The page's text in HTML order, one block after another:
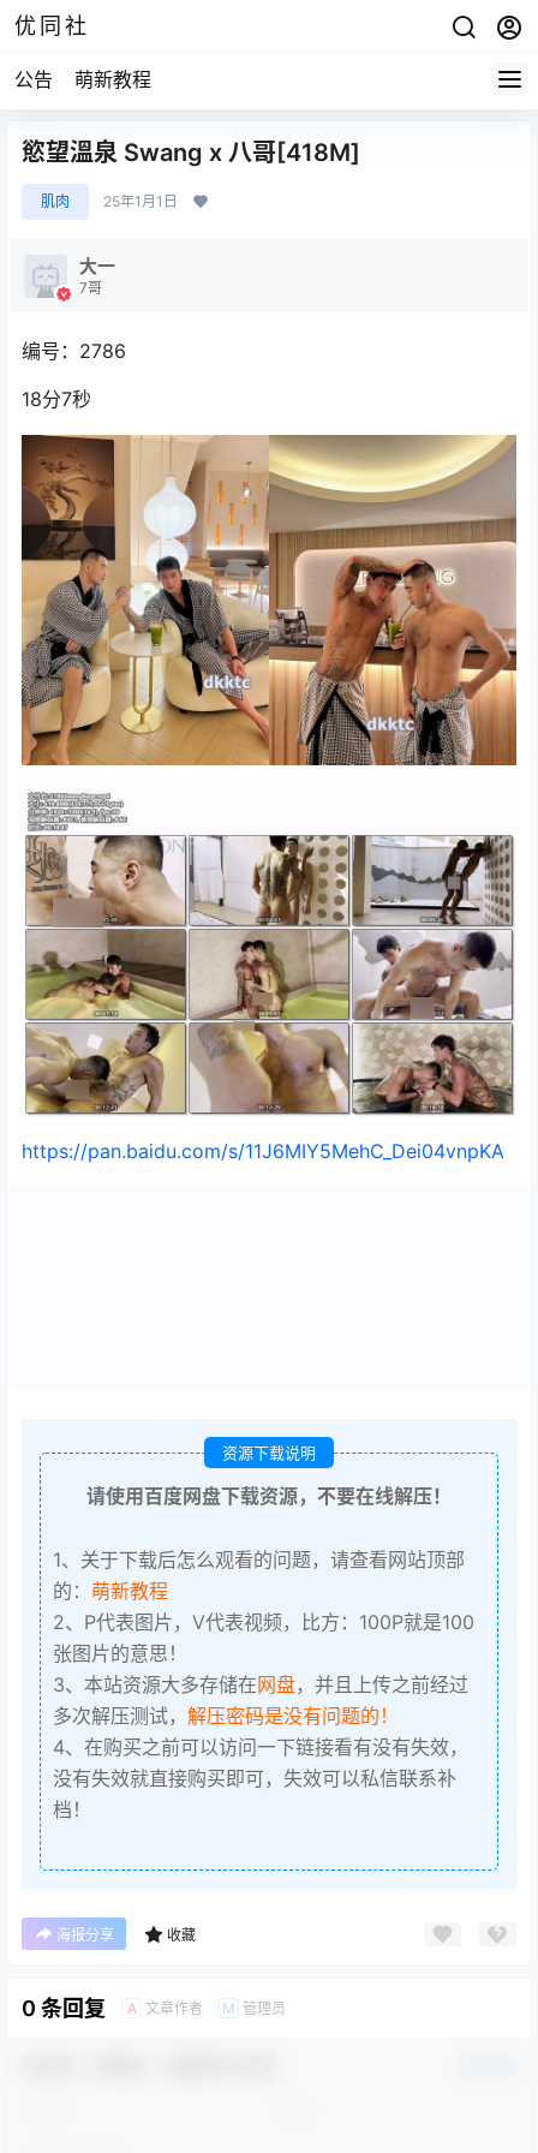
优同社
公告 萌新教程
慾望溫泉 Swang x 八哥[418M]
肌肉 25年1月1日
大一
7哥
编号：2786
18分7秒
https://pan.baidu.com/s/11J6MIY5MehC_Dei04vnpKA
资源下载说明
请使用百度网盘下载资源，不要在线解压！
1、关于下载后怎么观看的问题，请查看网站顶部
的： 萌新教程
2、P代表图片，V代表视频，比方：100P就是100
张图片的意思！
3、本站资源大多存储在网盘，并且上传之前经过
多次解压测试， 解压密码是没有问题的！
4、在购买之前可以访问一下链接看有没有失效，
没有失效就直接购买即可，失效可以私信联系补
档！
海报分享 收藏
0 条回复 A 文章作者 M 管理员